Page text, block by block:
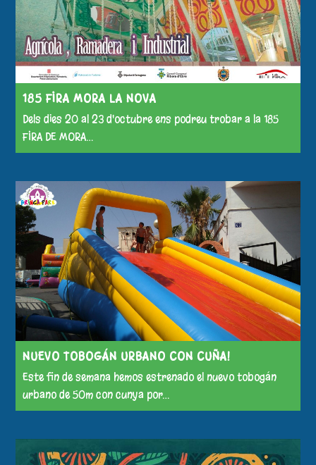
185 FIRA MORA LA NOVA
Dels dies 20 al 23 d'octubre ens podreu trobar a la 185
FIRA DE MORA…
NUEVO TOBOGÁN URBANO CON CUÑA!
Este fin de semana hemos estrenado el nuevo tobogán
urbano de 50m con cunya por…